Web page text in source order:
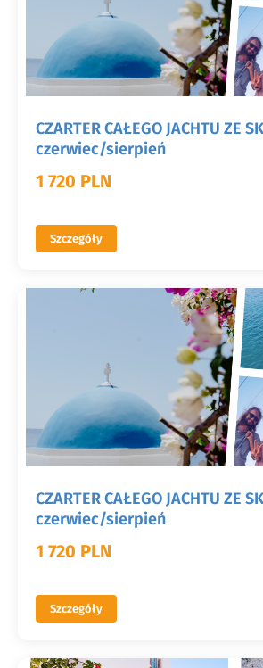
CZARTER CAŁEGO JACHTU ZE
czerwiec/sierpień
1 720 PLN
Szczegóły
CZARTER CAŁEGO JACHTU ZE
czerwiec/sierpień
1 720 PLN
Szczegóły